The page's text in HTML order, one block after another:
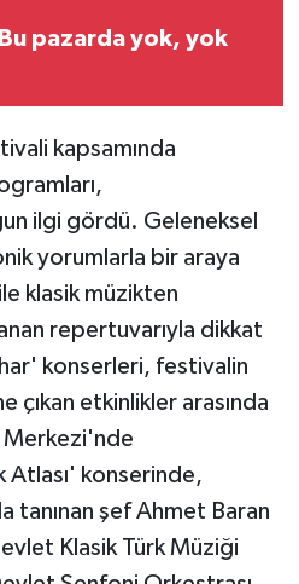
Bu pazarda yok, yok
kapsamında
ilgi gördü. Geleneksel
yorumlarla bir araya
klasik müzikten
repertuvarıyla dikkat
konserleri, festivalin
çıkan etkinlikler arasında
Merkezi'nde
konserinde,
tanınan şef Ahmet Baran
Klasik Türk Müziği